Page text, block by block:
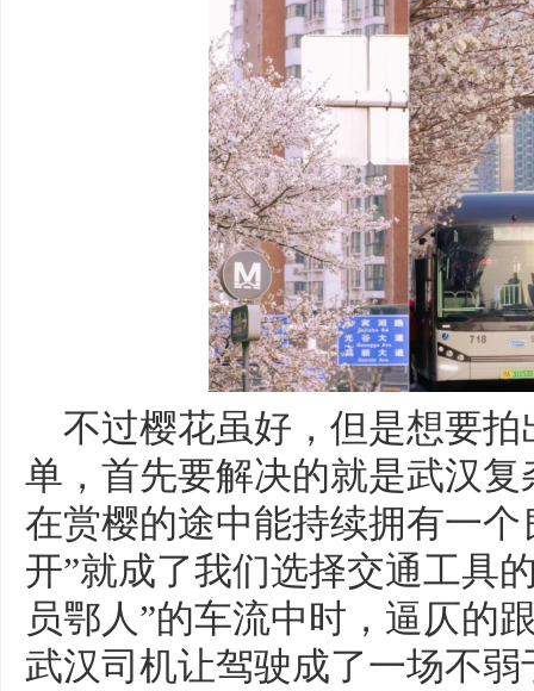
不过樱花虽好，但是想要
单，首先要解决的就是武汉
在赏樱的途中能持续拥有一
开”就成了我们选择交通工具
员鄂人”的车流中时，逼仄的
武汉司机让驾驶成了一场不